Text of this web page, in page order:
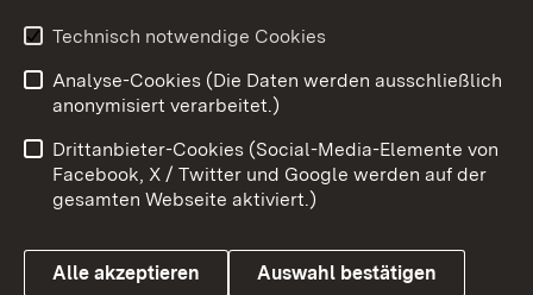
Impressum
Kontakt
Barrierefreiheit
Datenschutz
Cookies
Technisch notwendige Cookies
Analyse-Cookies (Die Daten werden ausschließlich
anonymisiert verarbeitet.)
Drittanbieter-Cookies (Social-Media-Elemente von
Facebook, X / Twitter und Google werden auf der
gesamten Webseite aktiviert.)
Alle akzeptieren Auswahl bestätigen